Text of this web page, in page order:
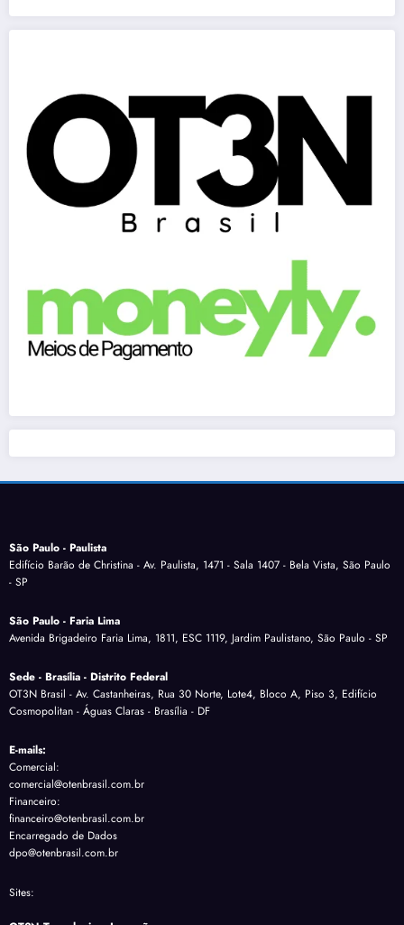
São Paulo - Paulista
Edifício Barão de Christina - Av. Paulista, 1471 - Sala 1407 - Bela Vista, São Paulo
- SP
São Paulo - Faria Lima
Avenida Brigadeiro Faria Lima, 1811, ESC 1119, Jardim Paulistano, São Paulo - SP
Sede - Brasília - Distrito Federal
OT3N Brasil - Av. Castanheiras, Rua 30 Norte, Lote4, Bloco A, Piso 3, Edifício
Cosmopolitan - Águas Claras - Brasília - DF
E-mails:
Comercial:
comercial@otenbrasil.com.br
Financeiro:
financeiro@otenbrasil.com.br
Encarregado de Dados
dpo@otenbrasil.com.br
Sites: